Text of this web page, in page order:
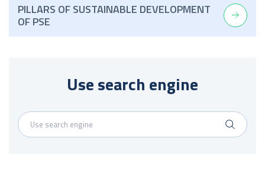
PILLARS OF SUSTAINABLE DEVELOPMENT
OF PSE
Use search engine